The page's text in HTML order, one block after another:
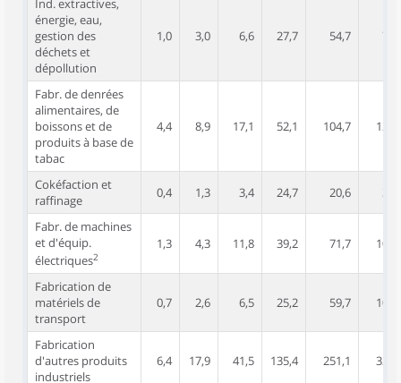
Ind. extractives,
énergie, eau,
gestion des
déchets et
dépollution
1,0 3,0 6,6 27,7 54,7
Fabr. de denrées
alimentaires, de
boissons et de
produits à base de
tabac
4,4 8,9 17,1 52,1 104,7
Cokéfaction et
raffinage
0,4 1,3 3,4 24,7 20,6
Fabr. de machines
et d'équip.
électriques2
1,3 4,3 11,8 39,2 71,7
Fabrication de
matériels de
transport
0,7 2,6 6,5 25,2 59,7
Fabrication
d'autres produits
industriels
6,4 17,9 41,5 135,4 251,1